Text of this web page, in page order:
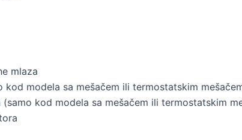
mlaza
modela sa mešačem ili termostatskim
kod modela sa mešačem ili termostatskim